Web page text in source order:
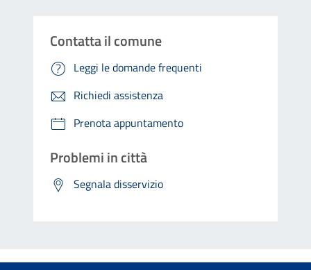
Contatta il comune
Leggi le domande frequenti
Richiedi assistenza
Prenota appuntamento
Problemi in città
Segnala disservizio